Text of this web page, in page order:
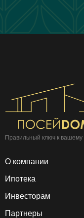
Правильный ключ к вашему
О компании
Ипотека
Инвесторам
Партнеры